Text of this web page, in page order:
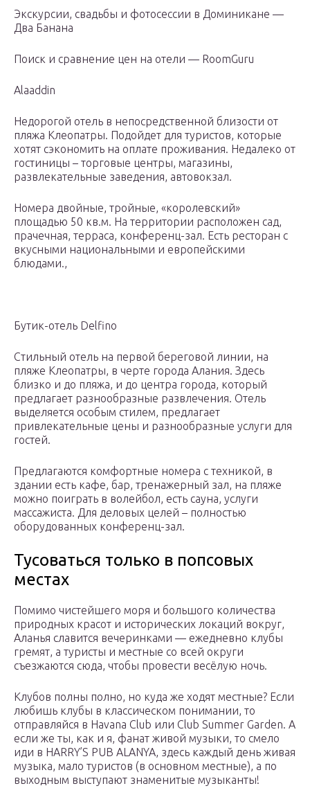
Экскурсии, свадьбы и фотосессии в Доминикане —
Два Банана
Поиск и сравнение цен на отели — RoomGuru
Alaaddin
Недорогой отель в непосредственной близости от
пляжа Клеопатры. Подойдет для туристов, которые
хотят сэкономить на оплате проживания. Недалеко от
гостиницы – торговые центры, магазины,
развлекательные заведения, автовокзал.
Номера двойные, тройные, «королевский»
площадью 50 кв.м. На территории расположен сад,
прачечная, терраса, конференц-зал. Есть ресторан с
вкусными национальными и европейскими
блюдами.,
Бутик-отель Delfino
Стильный отель на первой береговой линии, на
пляже Клеопатры, в черте города Алания. Здесь
близко и до пляжа, и до центра города, который
предлагает разнообразные развлечения. Отель
выделяется особым стилем, предлагает
привлекательные цены и разнообразные услуги для
гостей.
Предлагаются комфортные номера с техникой, в
здании есть кафе, бар, тренажерный зал, на пляже
можно поиграть в волейбол, есть сауна, услуги
массажиста. Для деловых целей – полностью
оборудованных конференц-зал.
Тусоваться только в попсовых
местах
Помимо чистейшего моря и большого количества
природных красот и исторических локаций вокруг,
Аланья славится вечеринками — ежедневно клубы
гремят, а туристы и местные со всей округи
съезжаются сюда, чтобы провести весёлую ночь.
Клубов полны полно, но куда же ходят местные? Если
любишь клубы в классическом понимании, то
отправляйся в Havana Club или Club Summer Garden. А
если же ты, как и я, фанат живой музыки, то смело
иди в HARRY’S PUB ALANYA, здесь каждый день живая
музыка, мало туристов (в основном местные), а по
выходным выступают знаменитые музыканты!